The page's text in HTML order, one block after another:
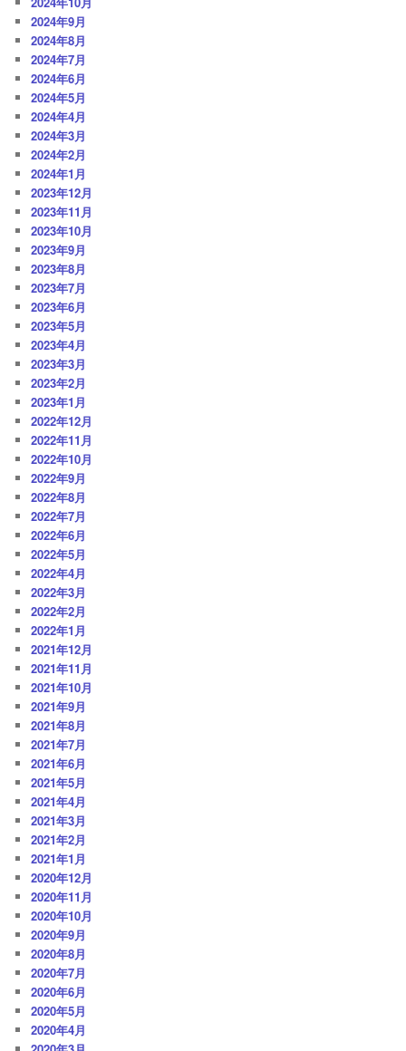
2024年9月
2024年8月
2024年7月
2024年6月
2024年5月
2024年4月
2024年3月
2024年2月
2024年1月
2023年12月
2023年11月
2023年10月
2023年9月
2023年8月
2023年7月
2023年6月
2023年5月
2023年4月
2023年3月
2023年2月
2023年1月
2022年12月
2022年11月
2022年10月
2022年9月
2022年8月
2022年7月
2022年6月
2022年5月
2022年4月
2022年3月
2022年2月
2022年1月
2021年12月
2021年11月
2021年10月
2021年9月
2021年8月
2021年7月
2021年6月
2021年5月
2021年4月
2021年3月
2021年2月
2021年1月
2020年12月
2020年11月
2020年10月
2020年9月
2020年8月
2020年7月
2020年6月
2020年5月
2020年4月